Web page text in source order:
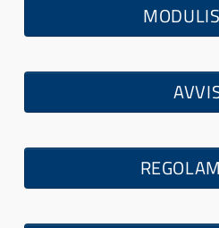
- Bandi di gara e contratti